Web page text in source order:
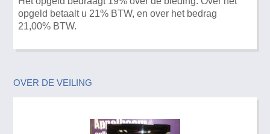
opgeld betaalt u 21% BTW, en over het bedrag
21,00% BTW.
OVER DE VEILING